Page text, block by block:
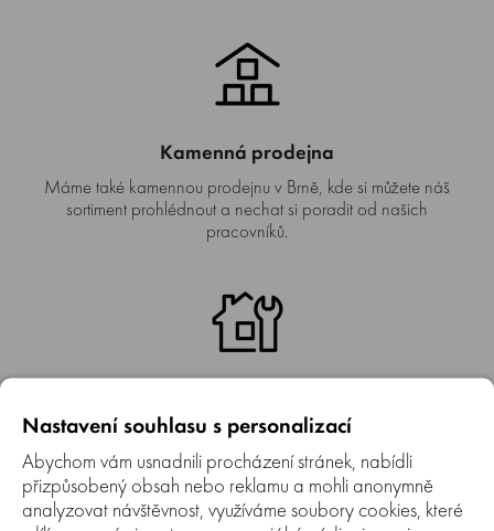
Kamenná prodejna
Máme také kamennou prodejnu v Brně, kde si můžete náš
sortiment prohlédnout a nechat si poradit od našich
pracovníků.
Jsme autorizovaný servis. Provádíme záruční i pozáruční
servis prodávaných značek.
Nastavení souhlasu s personalizací
Abychom vám usnadnili procházení stránek, nabídli
přizpůsobený obsah nebo reklamu a mohli anonymně
analyzovat návštěvnost, využíváme soubory cookies, které